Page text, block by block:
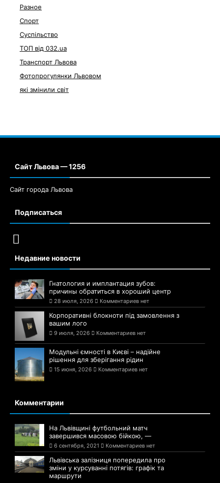
Разное
Спорт
Суспільство
ТОП від 032.ua
Транспорт Львова
Фотопрогулянки Львовом
які змінили світ
Сайт Львова — 1256
Сайт города Львова
Подписаться
Недавние новости
Гнатология и имплантация зубов:
причины обратиться в хороший центр
28 июля, 2026 Комментариев нет
Корпоративні блокноти під замовлення з
вашим лого
9 июля, 2026 Комментариев нет
Модульні ємності в Києві – надійне
рішення для зберігання рідин
15 июня, 2026 Комментариев нет
Комментарии
На Львівщині футбольний матч
завершився масовою бійкою, —
6 сентября, 2021 Комментариев нет
Львівська залізниця попередила про
зміни у курсуванні потягів: графік та
маршрути